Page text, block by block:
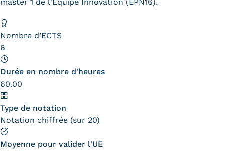
Fiche contact salons, forums,
Nombre d’ECTS
6
Durée en nombre d'heures
60.00
Type de notation
Notation chiffrée (sur 20)
Moyenne pour valider l'UE